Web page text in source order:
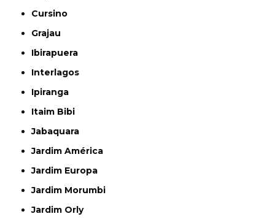
Cursino
Grajau
Ibirapuera
Interlagos
Ipiranga
Itaim Bibi
Jabaquara
Jardim América
Jardim Europa
Jardim Morumbi
Jardim Orly